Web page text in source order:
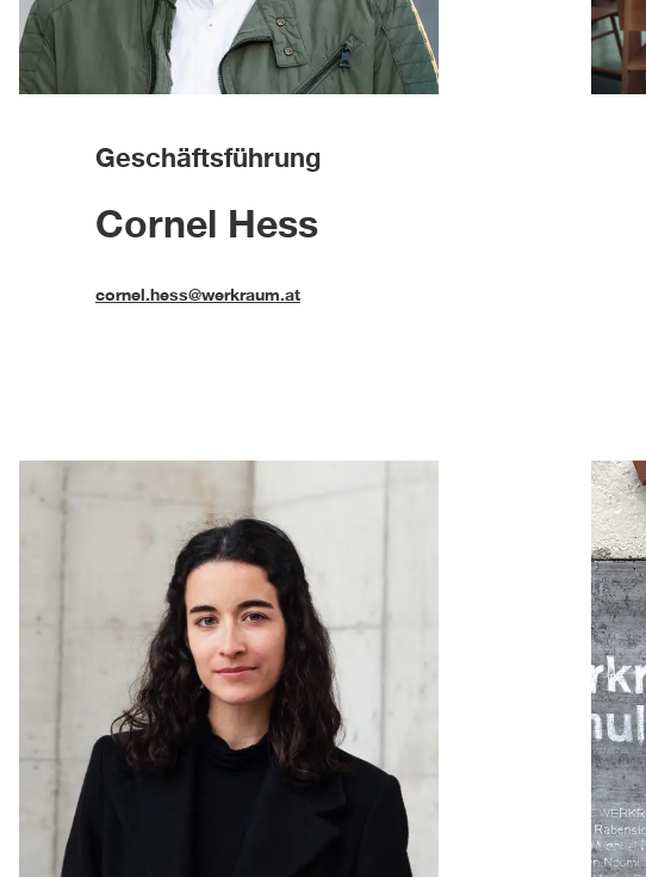
Geschäftsführung
Cornel Hess
cornel.hess@werkraum.at